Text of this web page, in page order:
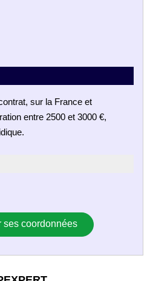
sur la France et
entre 2500 et 3000 €,
ses coordonnées